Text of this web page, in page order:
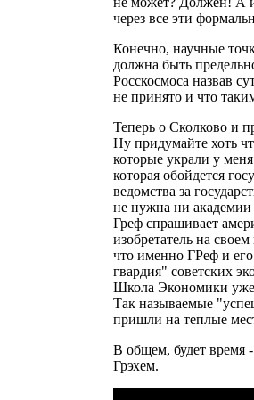
через все эти
Конечно, научные
должна быть
Росскосмоса назвав
не принято и что
Теперь о Сколково и
Ну придумайте хоть
которые украли у
которая обойдется
ведомства за
не нужна ни
Греф спрашивает
изобретатель на
что именно ГРеф и его
гвардия" советских
Школа Экономики уже
Так называемые
пришли на теплые
В общем, будет время
Грэхем.